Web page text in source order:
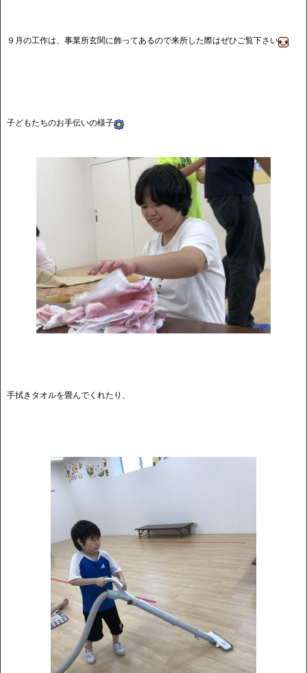
９月の工作は、事業所玄関に飾ってあるので来所した際はぜひご覧下さい
子どもたちのお手伝いの様子
手拭きタオルを畳んでくれたり、